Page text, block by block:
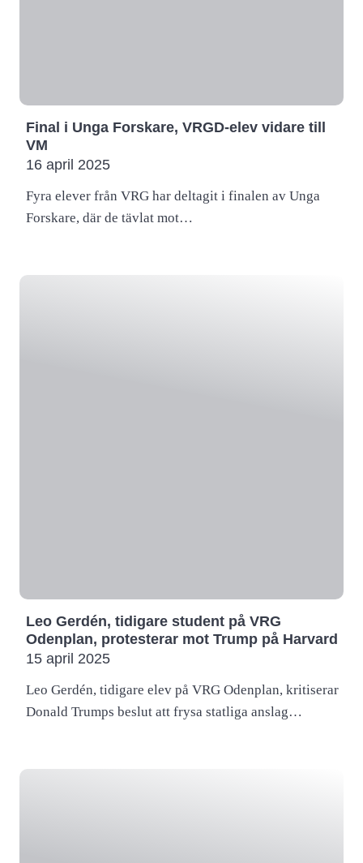
Final i Unga Forskare, VRGD-elev vidare till
VM
16 april 2025
Fyra elever från VRG har deltagit i finalen av Unga
Forskare, där de tävlat mot…
Leo Gerdén, tidigare student på VRG
Odenplan, protesterar mot Trump på Harvard
15 april 2025
Leo Gerdén, tidigare elev på VRG Odenplan, kritiserar
Donald Trumps beslut att frysa statliga anslag…